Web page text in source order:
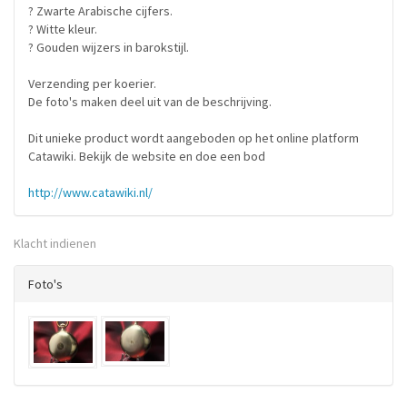
? Zwarte Arabische cijfers.
? Witte kleur.
? Gouden wijzers in barokstijl.
Verzending per koerier.
De foto's maken deel uit van de beschrijving.
Dit unieke product wordt aangeboden op het online platform
Catawiki. Bekijk de website en doe een bod
http://www.catawiki.nl/
Klacht indienen
Foto's